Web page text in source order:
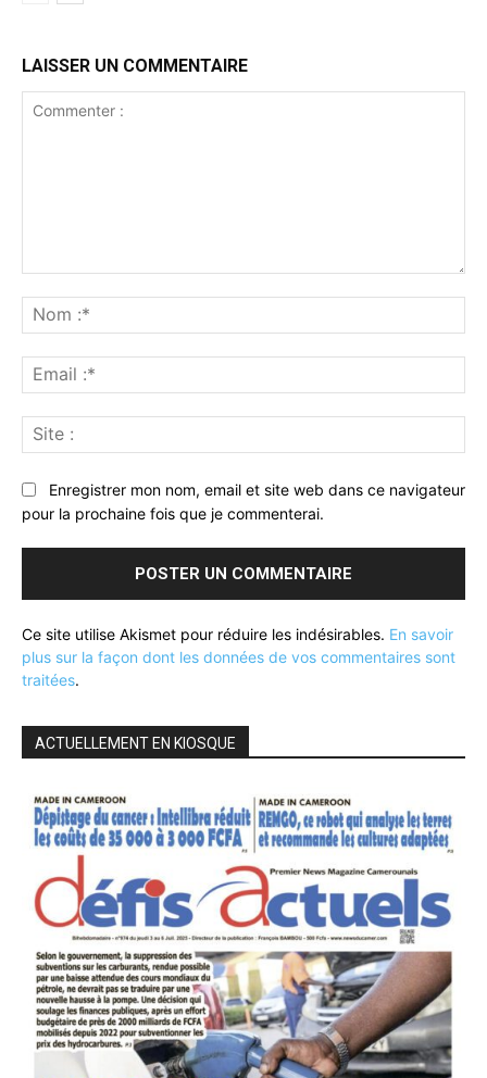
LAISSER UN COMMENTAIRE
:*
:*
:
Enregistrer mon nom, email et site web dans ce navigateur
pour la prochaine fois que je commenterai.
Ce site utilise Akismet pour réduire les indésirables. En savoir
plus sur la façon dont les données de vos commentaires sont
traitées.
ACTUELLEMENT EN KIOSQUE